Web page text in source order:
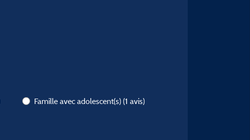
Famille avec adolescent(s) (1 avis)